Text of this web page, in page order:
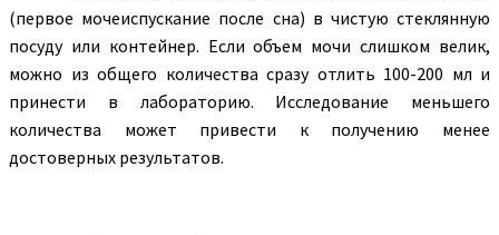
(первое мочеиспускание после сна) в чистую стеклянную
посуду или контейнер. Если объем мочи слишком велик,
можно из общего количества сразу отлить 100-200 мл и
принести в лабораторию. Исследование меньшего
количества может привести к получению менее
достоверных результатов.